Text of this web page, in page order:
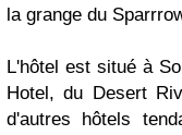
la grange du
L'hôtel est situé à
Hotel, du Desert
d'autres hôtels